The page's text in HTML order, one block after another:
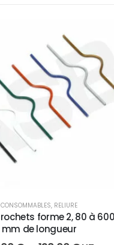
CONSOMMABLES, RELIURE
forme 2, 80 à 600
mm de longueur